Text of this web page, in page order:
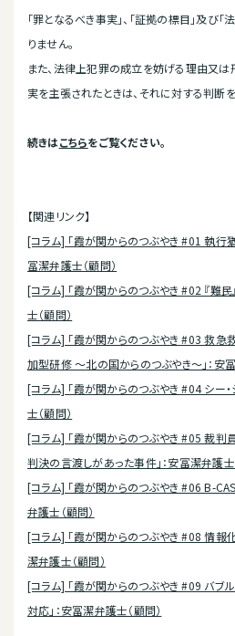
「罪となるべき事実」、「証拠の標目」及び
りません。
また、法律上犯罪の成立を妨げる理由又
実を主張されたときは、それに対する判断
続きはこちらをご覧ください。
【関連リンク】
[コラム] 「霞が関からのつぶやき #01 執行
冨潔弁護士（顧問）
[コラム] 「霞が関からのつぶやき #02 『難民
士（顧問）
[コラム] 「霞が関からのつぶやき #03 救急
加型研修 ～北の国からのつぶやき～」：安
[コラム] 「霞が関からのつぶやき #04 シー
士（顧問）
[コラム] 「霞が関からのつぶやき #05 裁
判決の言渡しがあった事件」：安冨潔弁護士
[コラム] 「霞が関からのつぶやき #06 B-
弁護士（顧問）
[コラム] 「霞が関からのつぶやき #08 情報
潔弁護士（顧問）
[コラム] 「霞が関からのつぶやき #09 バ
対応」：安冨潔弁護士（顧問）